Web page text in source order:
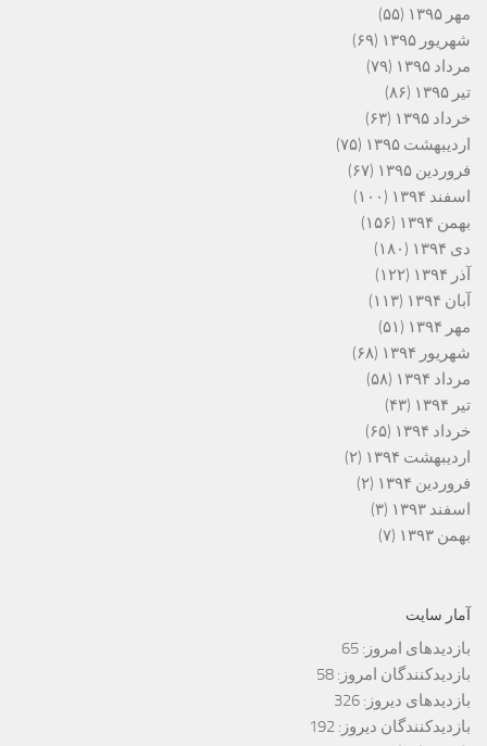
مهر ۱۳۹۵
(۵۵)
شهریور ۱۳۹۵
(۶۹)
مرداد ۱۳۹۵
(۷۹)
تیر ۱۳۹۵
(۸۶)
خرداد ۱۳۹۵
(۶۳)
اردیبهشت ۱۳۹۵
(۷۵)
فروردین ۱۳۹۵
(۶۷)
اسفند ۱۳۹۴
(۱۰۰)
بهمن ۱۳۹۴
(۱۵۶)
دی ۱۳۹۴
(۱۸۰)
آذر ۱۳۹۴
(۱۲۲)
آبان ۱۳۹۴
(۱۱۳)
مهر ۱۳۹۴
(۵۱)
شهریور ۱۳۹۴
(۶۸)
مرداد ۱۳۹۴
(۵۸)
تیر ۱۳۹۴
(۴۳)
خرداد ۱۳۹۴
(۶۵)
اردیبهشت ۱۳۹۴
(۲)
فروردین ۱۳۹۴
(۲)
اسفند ۱۳۹۳
(۳)
بهمن ۱۳۹۳
(۷)
آمار سایت
بازدیدهای امروز: 65
بازدیدکنندگان امروز: 58
بازدیدهای دیروز: 326
بازدیدکنندگان دیروز: 192